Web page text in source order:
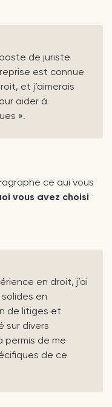
de juriste
est connue
et j’aimerais
aider à
».
ce qui vous
vous avez choisi
en droit, j’ai
en
de litiges et
sur divers
permis de me
de ce